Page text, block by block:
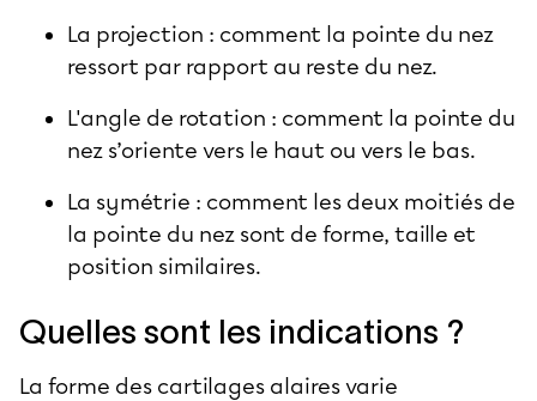
La projection : comment la pointe du nez
ressort par rapport au reste du nez.
L'angle de rotation : comment la pointe du
nez s’oriente vers le haut ou vers le bas.
La symétrie : comment les deux moitiés de
la pointe du nez sont de forme, taille et
position similaires.
Quelles sont les indications ?
La forme des cartilages alaires varie